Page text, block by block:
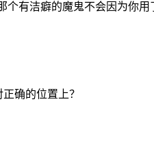
有洁癖的魔鬼不会因为你用
确的位置上？